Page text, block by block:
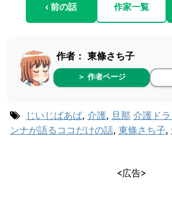
‹ 前の話 作家一覧
作者： 東條さち子
＞ 作者ページ
じいじばあば, 介護, 旦那 介護ド
ンナが語るココだけの話, 東條さち子,
<広告>